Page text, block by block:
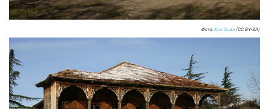
Фото: Kris Duda (CC BY-SA)